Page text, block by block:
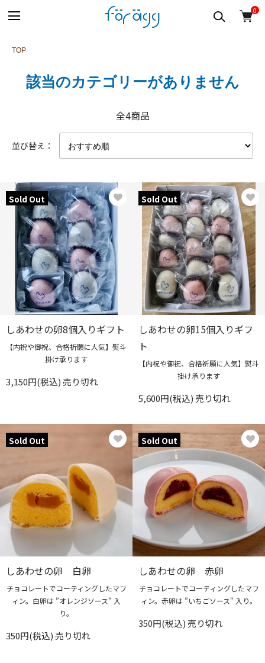
0
TOP
該当のカテゴリーがありません
全4商品
並び替え：
Sold Out
しあわせの卵8個入りギフト
【内祝や御祝、合格祈願に人気】熨斗
掛け承ります
3,150円(税込) 売り切れ
Sold Out
しあわせの卵15個入りギフ
ト
【内祝や御祝、合格祈願に人気】熨斗
掛け承ります
5,600円(税込) 売り切れ
Sold Out
しあわせの卵 白卵
チョコレートでコーティングしたマフ
ィン。白卵は ”オレンジソース" 入
り。
350円(税込) 売り切れ
Sold Out
しあわせの卵 赤卵
チョコレートでコーティングしたマフ
ィン。赤卵は ”いちごソース" 入り。
350円(税込) 売り切れ